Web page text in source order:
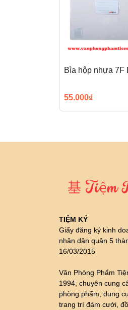
Bìa hộp nhựa 7F
55.000₫
TIỆM KÝ
Giấy đăng ký kinh
nhân dân quận 5
16/03/2015
Văn Phòng Phẩm
1994, chuyên cung
phòng phẩm, dụng
trang trí đám cưới,